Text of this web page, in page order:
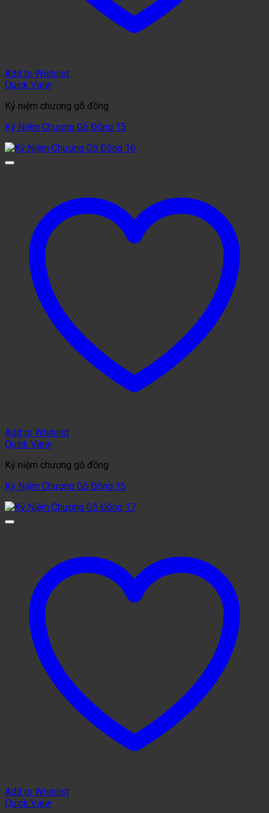
Add to Wishlist
Quick View
Kỷ niệm chương gỗ đồng
Kỷ Niệm Chương Gỗ Đồng 15
Add to Wishlist
Quick View
Kỷ niệm chương gỗ đồng
Kỷ Niệm Chương Gỗ Đồng 16
Add to Wishlist
Quick View